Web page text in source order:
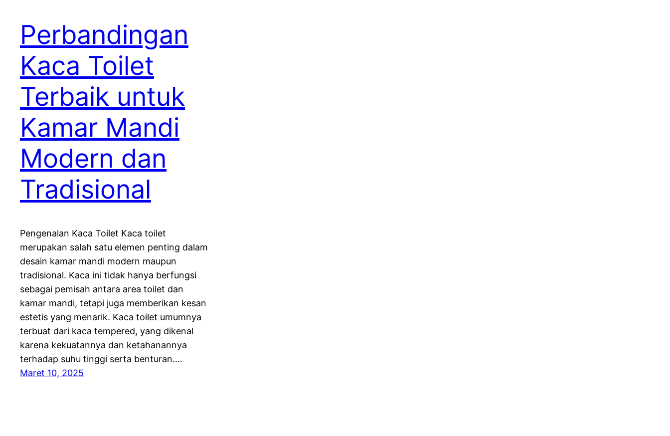
Perbandingan
Kaca Toilet
Terbaik untuk
Kamar Mandi
Modern dan
Tradisional
Pengenalan Kaca Toilet Kaca toilet
merupakan salah satu elemen penting dalam
desain kamar mandi modern maupun
tradisional. Kaca ini tidak hanya berfungsi
sebagai pemisah antara area toilet dan
kamar mandi, tetapi juga memberikan kesan
estetis yang menarik. Kaca toilet umumnya
terbuat dari kaca tempered, yang dikenal
karena kekuatannya dan ketahanannya
terhadap suhu tinggi serta benturan.…
Maret 10, 2025